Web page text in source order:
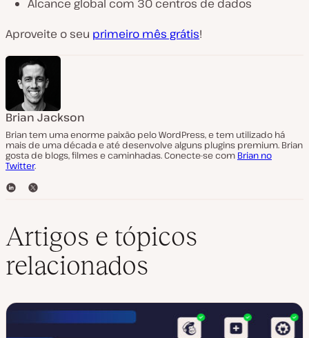
Alcance global com 30 centros de dados
Aproveite o seu primeiro mês grátis!
Brian Jackson
Brian tem uma enorme paixão pelo WordPress, e tem utilizado há
mais de uma década e até desenvolve alguns plugins premium. Brian
gosta de blogs, filmes e caminhadas. Conecte-se com Brian no
Twitter.
L
e
I
n
T
t
e
Artigos e tópicos
relacionados